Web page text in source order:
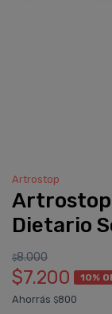
Artrostop
Artrostop
Dietario
$8.000
$7.200 10%
Ahorrás $800